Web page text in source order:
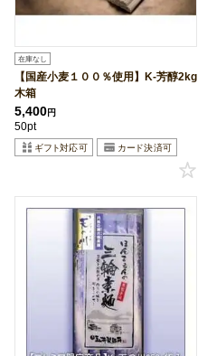
在庫なし
【国産小麦１００％使用】K-芳醇2kg
木箱
5,400円
50pt